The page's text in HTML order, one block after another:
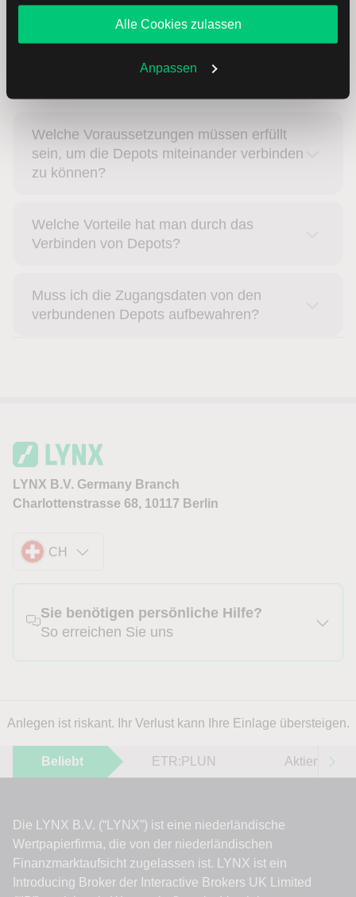
Angebote unterbreiten. Sie entscheiden, welche Cookies
Sie zulassen oder ablehnen. Ihre Entscheidung können
Sie jederzeit in denCookie-Einstellungenändern.
Weitere Infos auch in unsererDatenschutzerklärung
Alle Cookies zulassen
Anpassen
Registrierungsdaten übereinstimmen.
Häufig gestellte Fragen
Welche Voraussetzungen müssen erfüllt
sein, um die Depots miteinander verbinden
zu können?
Welche Vorteile hat man durch das
Verbinden von Depots?
Muss ich die Zugangsdaten von den
verbundenen Depots aufbewahren?
LYNX B.V. Germany Branch
Charlottenstrasse 68, 10117 Berlin
CH
Sie benötigen persönliche Hilfe?
So erreichen Sie uns
Anlegen ist riskant. Ihr Verlust kann Ihre Einlage übersteigen.
Beliebt ETR:PLUN Aktien im